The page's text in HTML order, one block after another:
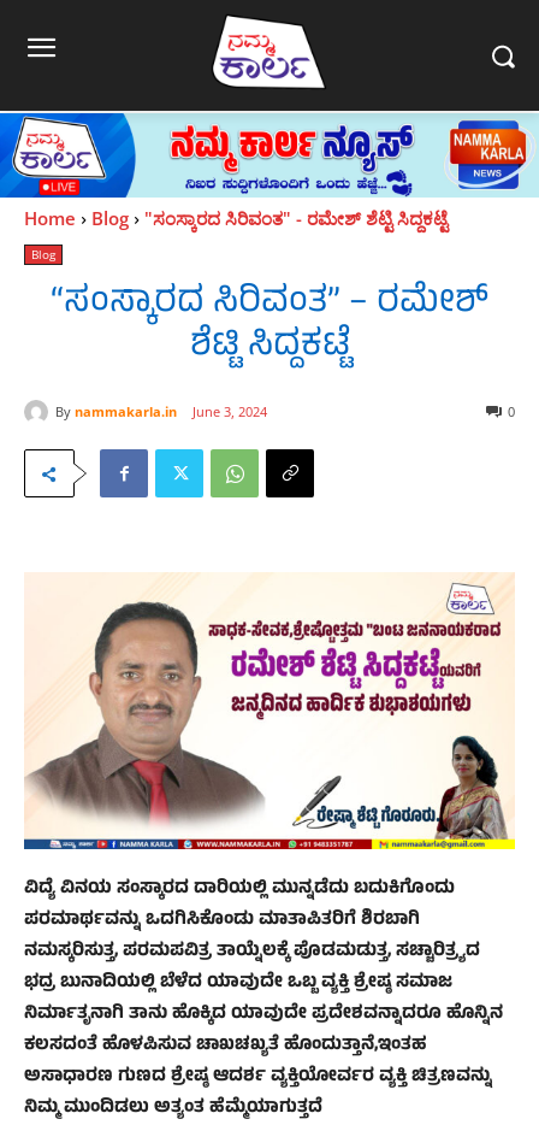
Home Blog "ಸಂಸ್ಕಾರದ ಸಿರಿವಂತ" - ರಮೇಶ್ ಶೆಟ್ಟಿ ಸಿದ್ದಕಟ್ಟೆ
Blog
“ಸಂಸ್ಕಾರದ ಸಿರಿವಂತ” – ರಮೇಶ್
ಶೆಟ್ಟಿ ಸಿದ್ದಕಟ್ಟೆ
By nammakarla.in June 3, 2024 0
ವಿದ್ಯೆ ವಿನಯ ಸಂಸ್ಕಾರದ ದಾರಿಯಲ್ಲಿ ಮುನ್ನಡೆದು ಬದುಕಿಗೊಂದು
ಪರಮಾರ್ಥವನ್ನು ಒದಗಿಸಿಕೊಂಡು ಮಾತಾಪಿತರಿಗೆ ಶಿರಬಾಗಿ
ನಮಸ್ಕರಿಸುತ್ತ, ಪರಮಪವಿತ್ರ ತಾಯ್ನೆಲಕ್ಕೆ ಪೊಡಮಡುತ್ತ, ಸಚ್ಚಾರಿತ್ರ್ಯದ
ಭದ್ರ ಬುನಾದಿಯಲ್ಲಿ ಬೆಳೆದ ಯಾವುದೇ ಒಬ್ಬ ವ್ಯಕ್ತಿ ಶ್ರೇಷ್ಠ ಸಮಾಜ
ನಿರ್ಮಾತೃನಾಗಿ ತಾನು ಹೊಕ್ಕಿದ ಯಾವುದೇ ಪ್ರದೇಶವನ್ನಾದರೂ ಹೊನ್ನಿನ
ಕಲಸದಂತೆ ಹೊಳಪಿಸುವ ಚಾಖಚಖ್ಯತೆ ಹೊಂದುತ್ತಾನೆ,ಇಂತಹ
ಅಸಾಧಾರಣ ಗುಣದ ಶ್ರೇಷ್ಠ ಆದರ್ಶ ವ್ಯಕ್ತಿಯೋರ್ವರ ವ್ಯಕ್ತಿ ಚಿತ್ರಣವನ್ನು
ನಿಮ್ಮ ಮುಂದಿಡಲು ಅತ್ಯಂತ ಹೆಮ್ಮೆಯಾಗುತ್ತದೆ